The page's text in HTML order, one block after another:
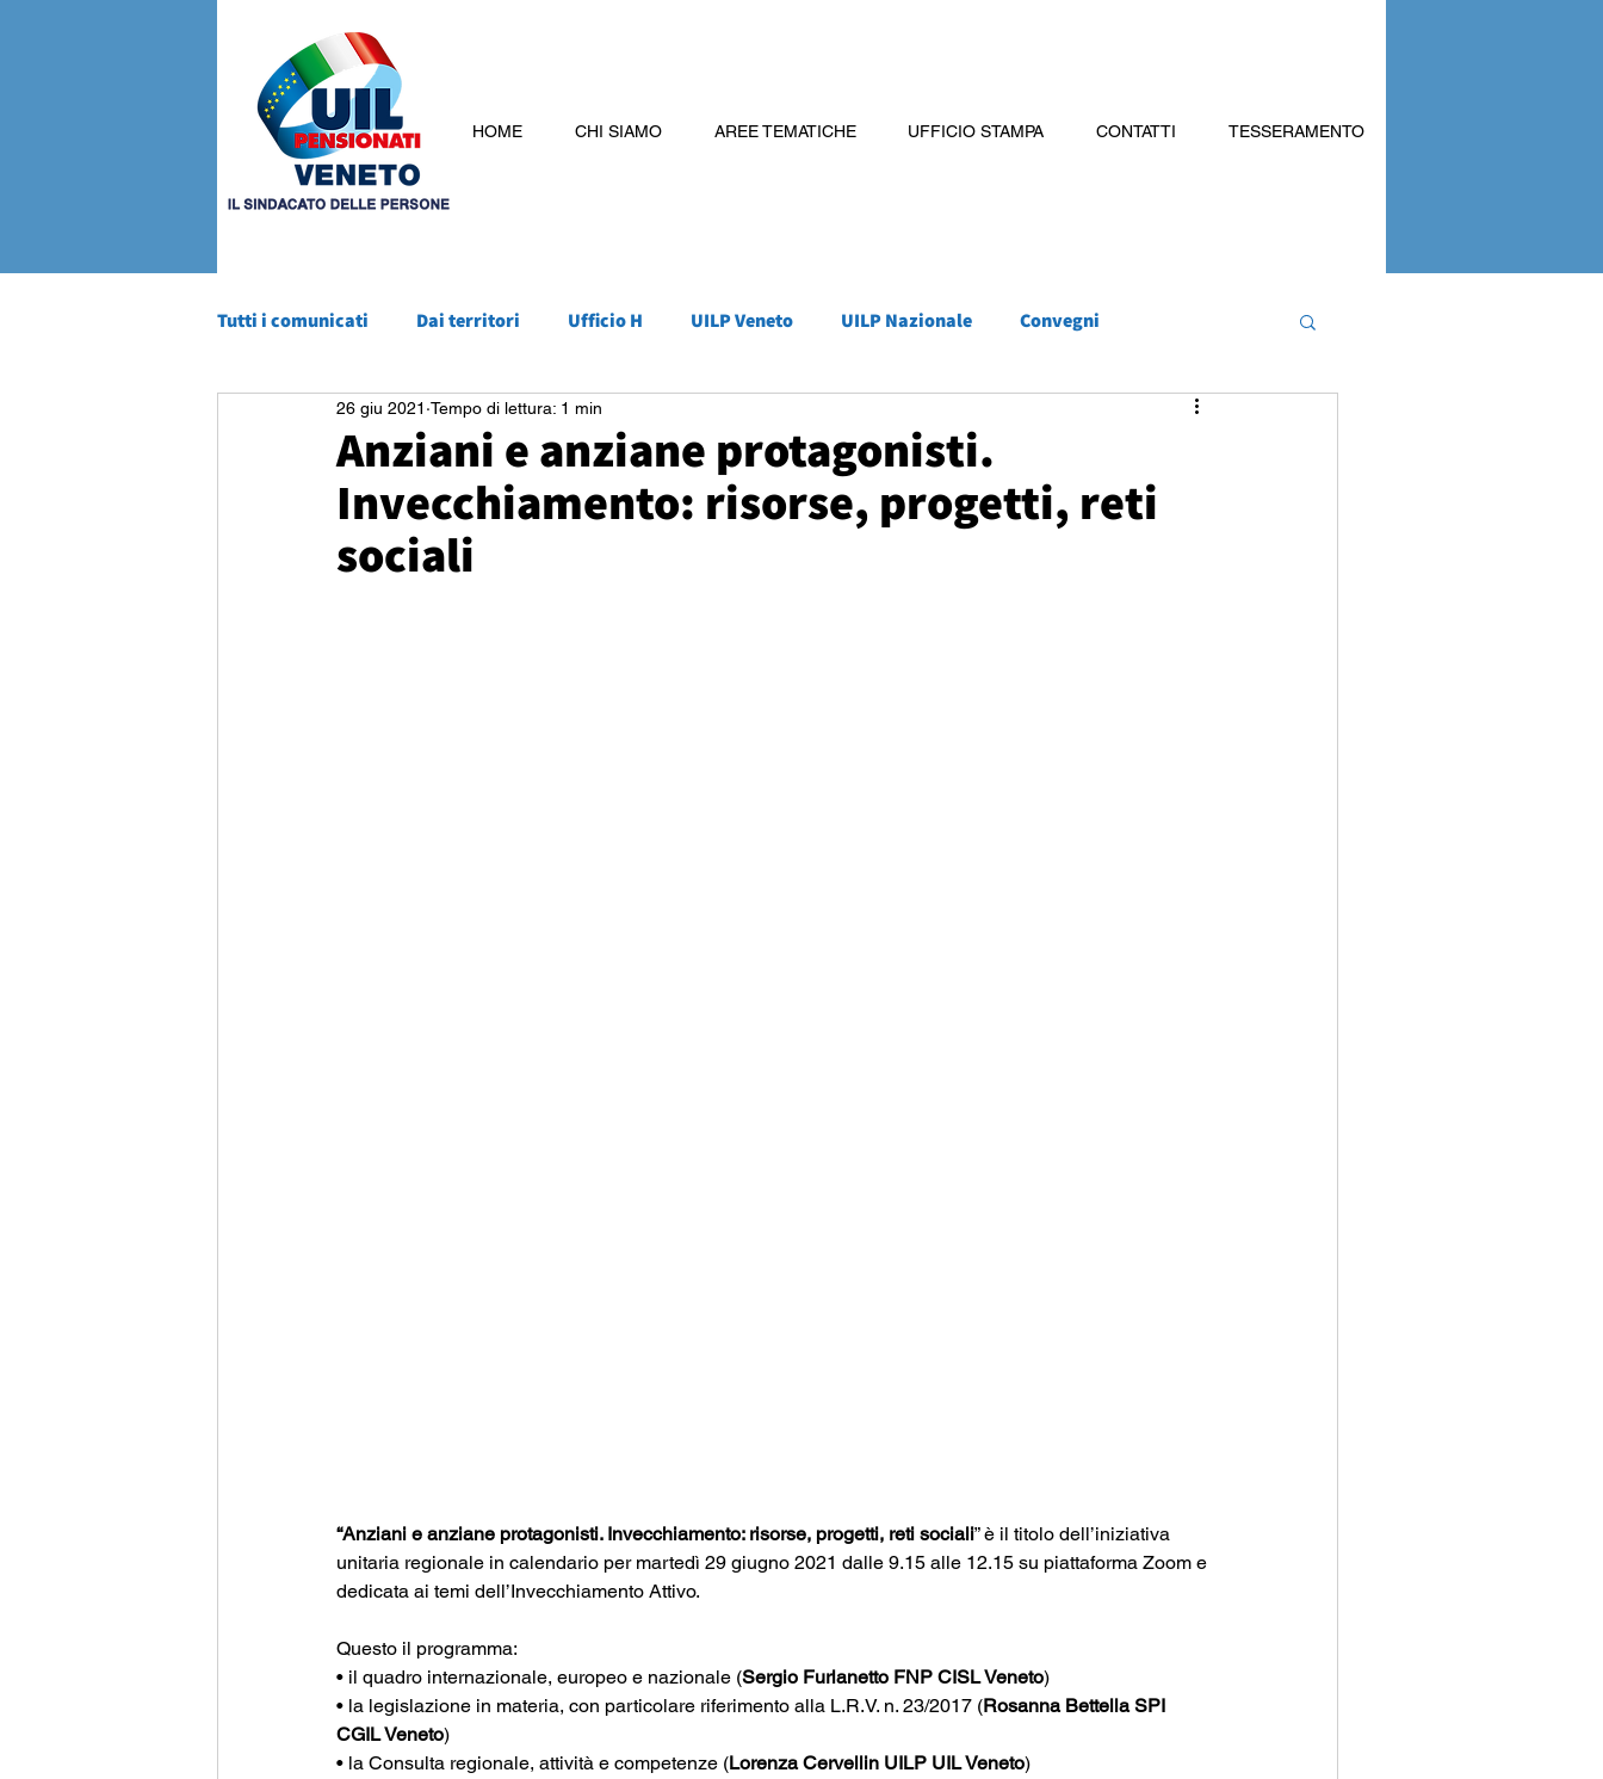
HOME CHI SIAMO AREE TEMATICHE UFFICIO STAMPA CONTATTI TESSERAMENTO
Tutti i comunicati Dai territori Ufficio H UILP Veneto UILP Nazionale Convegni
Anziani e anziane protagonisti.
Invecchiamento: risorse, progetti, reti
sociali
26 giu 2021 Tempo di lettura: 1 min
“Anziani e anziane protagonisti. Invecchiamento: risorse, progetti, reti sociali” è il titolo dell’iniziativa
unitaria regionale in calendario per martedì 29 giugno 2021 dalle 9.15 alle 12.15 su piattaforma Zoom e
dedicata ai temi dell’Invecchiamento Attivo.
Questo il programma:
• il quadro internazionale, europeo e nazionale (Sergio Furlanetto FNP CISL Veneto)
• la legislazione in materia, con particolare riferimento alla L.R.V. n. 23/2017 (Rosanna Bettella SPI
CGIL Veneto)
• la Consulta regionale, attività e competenze (Lorenza Cervellin UILP UIL Veneto)